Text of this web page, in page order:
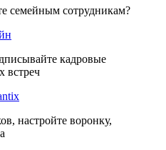
семейным сотрудникам?
кадровые
встреч
настройте воронку,